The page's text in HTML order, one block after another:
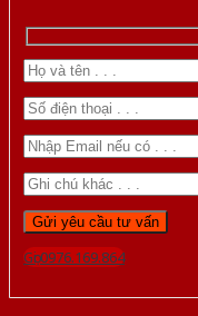
Gọi 0976.169.864